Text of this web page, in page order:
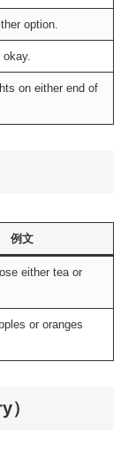
option.
on either end of
例文
either tea or
or oranges